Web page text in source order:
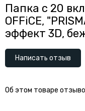
Папка с 20
OFFiCE,
эффект 3D,
Написать отзыв
Об этом товаре